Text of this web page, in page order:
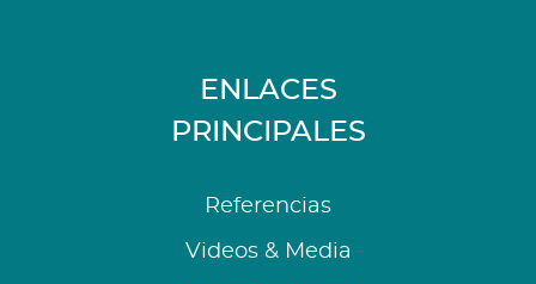
ENLACES
PRINCIPALES
Referencias
Videos & Media